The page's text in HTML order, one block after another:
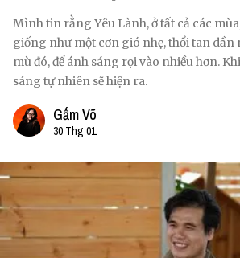
Mình tin rằng Yêu Lành, ở tất cả các
giống như một cơn gió nhẹ, thổi tan dần
mù đó, để ánh sáng rọi vào nhiều hơn.
sáng tự nhiên sẽ hiện ra.
Gấm Võ
30 Thg 01